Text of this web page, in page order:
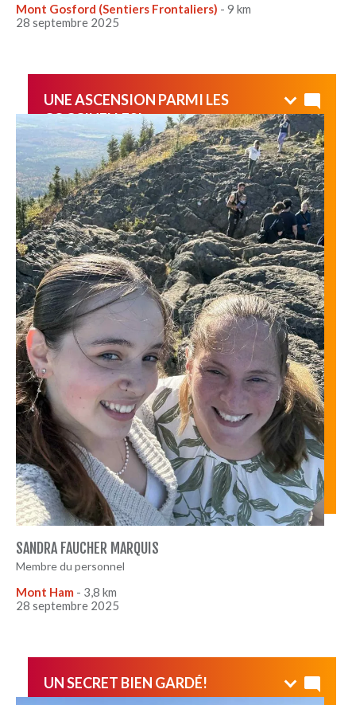
Mont Gosford (Sentiers Frontaliers) - 9 km
28 septembre 2025
SANDRA FAUCHER MARQUIS
Membre du personnel
Mont Ham - 3,8 km
28 septembre 2025
UNE ASCENSION PARMI LES
COCCINELLES!
Un beau défi, et un panorama magnifique!
UN SECRET BIEN GARDÉ!